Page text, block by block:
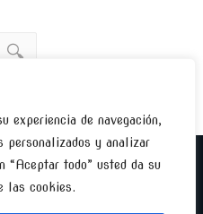
experiencia de navegación,
personalizados y analizar
todo” usted da su
las cookies.
del Despertar - Descubre
y Logra cumplir tus